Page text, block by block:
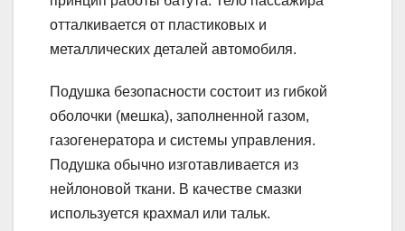
отталкивается от пластиковых и
металлических деталей автомобиля.
Подушка безопасности состоит из гибкой
оболочки (мешка), заполненной газом,
газогенератора и системы управления.
Подушка обычно изготавливается из
нейлоновой ткани. В качестве смазки
используется крахмал или тальк.